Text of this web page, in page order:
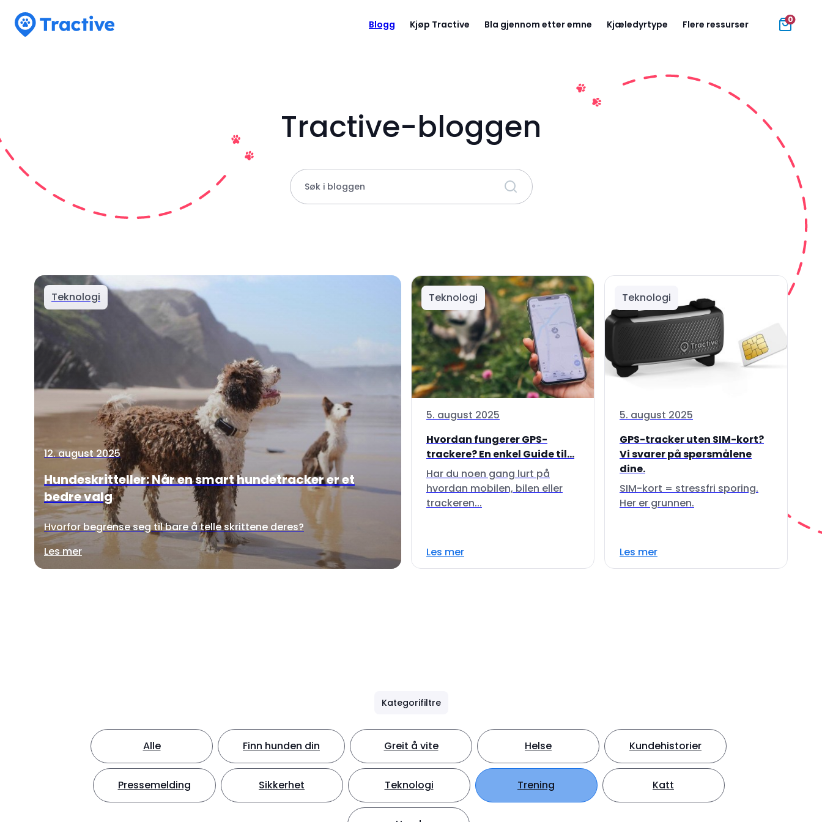
Blogg Kjøp Tractive Bla gjennom etter emne Kjæledyrtype Flere ressurser 0
Tractive-bloggen
Søk i bloggen
Teknologi
12. august 2025
Hundeskritteller: Når en smart hundetracker er et
bedre valg
Hvorfor begrense seg til bare å telle skrittene deres?
Les mer
Teknologi
5. august 2025
Hvordan fungerer GPS-
trackere? En enkel Guide til...
Har du noen gang lurt på
hvordan mobilen, bilen eller
trackeren...
Les mer
Teknologi
5. august 2025
GPS-tracker uten SIM-kort?
Vi svarer på spørsmålene
dine.
SIM-kort = stressfri sporing.
Her er grunnen.
Les mer
Kategorifiltre
Alle Finn hunden din Greit å vite Helse Kundehistorier
Pressemelding Sikkerhet Teknologi Trening Katt